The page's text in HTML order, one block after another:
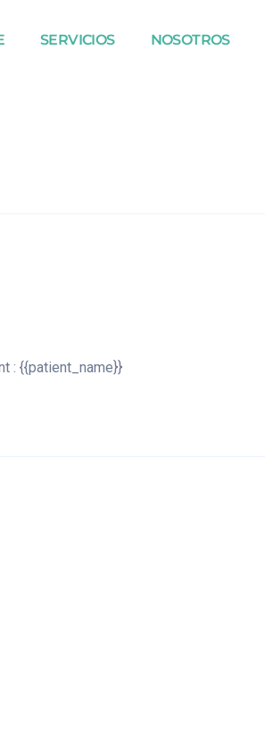
SERVICIOS NOSOTROS
: {{patient_name}}